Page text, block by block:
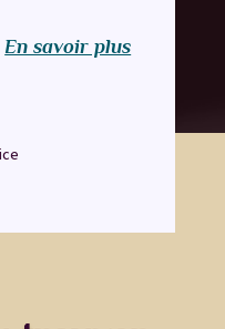
En savoir plus